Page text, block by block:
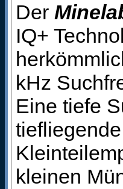
Der
IQ+
kHz
Eine tiefe
kleinen